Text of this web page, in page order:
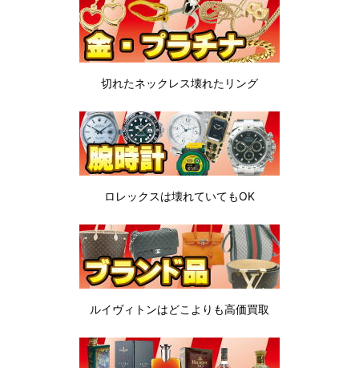
切れたネックレス壊れたリング
ロレックスは壊れていてもOK
ルイヴィトンはどこよりも高価買取